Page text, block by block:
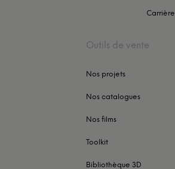
Outils de vente
Nos projets
Nos catalogues
Nos films
Toolkit
Bibliothèque 3D